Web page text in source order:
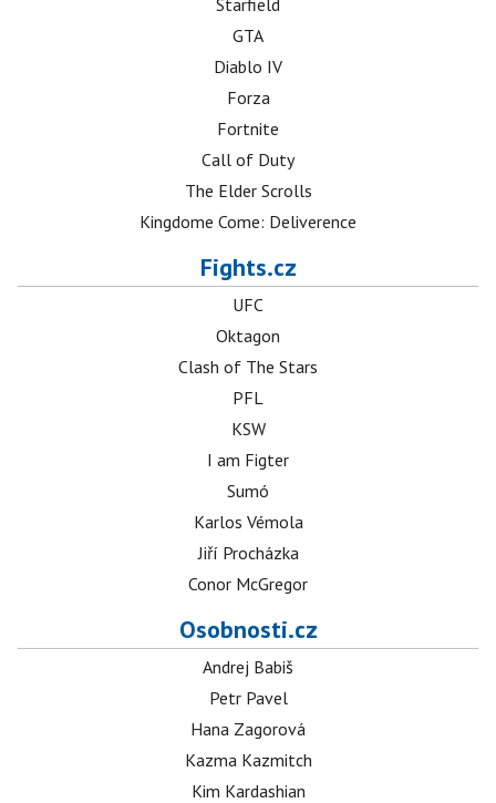
Starfield
GTA
Diablo IV
Forza
Fortnite
Call of Duty
The Elder Scrolls
Kingdome Come: Deliverence
Fights.cz
UFC
Oktagon
Clash of The Stars
PFL
KSW
I am Figter
Sumó
Karlos Vémola
Jiří Procházka
Conor McGregor
Osobnosti.cz
Andrej Babiš
Petr Pavel
Hana Zagorová
Kazma Kazmitch
Kim Kardashian